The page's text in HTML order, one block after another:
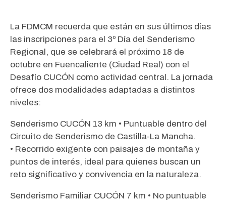
La FDMCM recuerda que están en sus últimos días
las inscripciones para el 3º Día del Senderismo
Regional, que se celebrará el próximo 18 de
octubre en Fuencaliente (Ciudad Real) con el
Desafío CUCÓN como actividad central. La jornada
ofrece dos modalidades adaptadas a distintos
niveles:
Senderismo CUCÓN 13 km • Puntuable dentro del
Circuito de Senderismo de Castilla-La Mancha.
• Recorrido exigente con paisajes de montaña y
puntos de interés, ideal para quienes buscan un
reto significativo y convivencia en la naturaleza.
Senderismo Familiar CUCÓN 7 km • No puntuable